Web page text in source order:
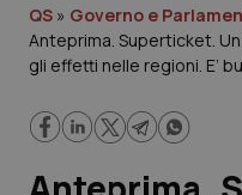
Governo e
Regioni e Asl
Lavoro e Professioni
QS » Governo e
Anteprima. Superticket.
gli effetti nelle regioni. E’